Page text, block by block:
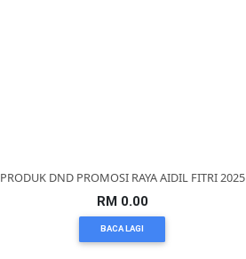
PRODUK DND PROMOSI RAYA AIDIL FITRI 2025
RM 0.00
BACA LAGI